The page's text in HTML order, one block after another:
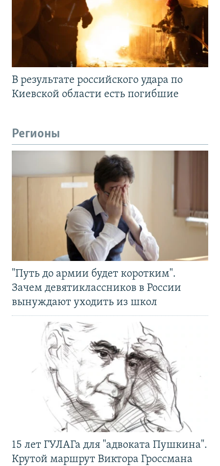
В результате российского удара по
Киевской области есть погибшие
Регионы
"Путь до армии будет коротким".
Зачем девятиклассников в России
вынуждают уходить из школ
15 лет ГУЛАГа для "адвоката Пушкина".
Крутой маршрут Виктора Гроссмана